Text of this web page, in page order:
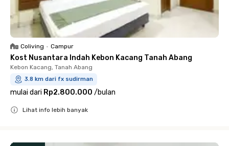
Coliving • Campur
Kost Nusantara Indah Kebon Kacang Tanah Abang
Kebon Kacang, Tanah Abang
3.8 km dari fx sudirman
mulai dari Rp2.800.000 /bulan
Lihat info lebih banyak